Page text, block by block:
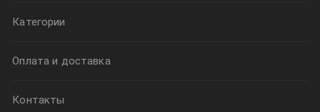
Категории
Оплата и доставка
Контакты